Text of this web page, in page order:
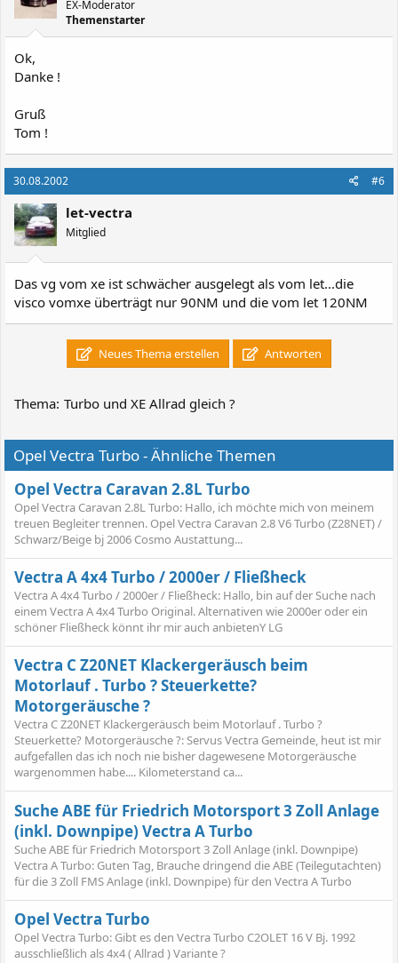
EX-Moderator
Themenstarter
Ok,
Danke !
Gruß
Tom !
30.08.2002 #6
let-vectra
Mitglied
Das vg vom xe ist schwächer ausgelegt als vom let...die
visco vomxe überträgt nur 90NM und die vom let 120NM
Neues Thema erstellen Antworten
Thema: Turbo und XE Allrad gleich ?
Opel Vectra Turbo - Ähnliche Themen
Opel Vectra Caravan 2.8L Turbo
Opel Vectra Caravan 2.8L Turbo: Hallo, ich möchte mich von meinem
treuen Begleiter trennen. Opel Vectra Caravan 2.8 V6 Turbo (Z28NET) /
Schwarz/Beige bj 2006 Cosmo Austattung...
Vectra A 4x4 Turbo / 2000er / Fließheck
Vectra A 4x4 Turbo / 2000er / Fließheck: Hallo, bin auf der Suche nach
einem Vectra A 4x4 Turbo Original. Alternativen wie 2000er oder ein
schöner Fließheck könnt ihr mir auch anbietenY LG
Vectra C Z20NET Klackergeräusch beim
Motorlauf . Turbo ? Steuerkette?
Motorgeräusche ?
Vectra C Z20NET Klackergeräusch beim Motorlauf . Turbo ?
Steuerkette? Motorgeräusche ?: Servus Vectra Gemeinde, heut ist mir
aufgefallen das ich noch nie bisher dagewesene Motorgeräusche
wargenommen habe.... Kilometerstand ca...
Suche ABE für Friedrich Motorsport 3 Zoll Anlage
(inkl. Downpipe) Vectra A Turbo
Suche ABE für Friedrich Motorsport 3 Zoll Anlage (inkl. Downpipe)
Vectra A Turbo: Guten Tag, Brauche dringend die ABE (Teilegutachten)
für die 3 Zoll FMS Anlage (inkl. Downpipe) für den Vectra A Turbo
Opel Vectra Turbo
Opel Vectra Turbo: Gibt es den Vectra Turbo C2OLET 16 V Bj. 1992
ausschließlich als 4x4 ( Allrad ) Variante ?